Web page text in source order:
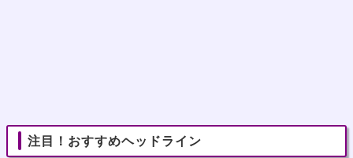
注目！おすすめヘッドライン